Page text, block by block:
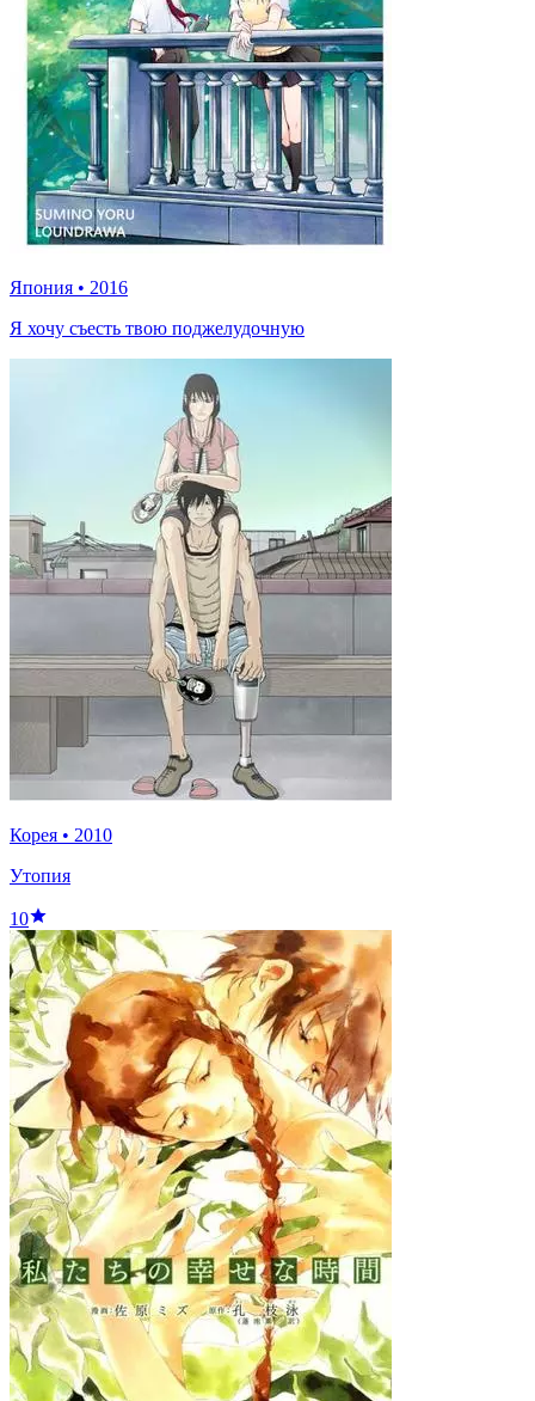
Япония • 2016
Я хочу съесть твою поджелудочную
Корея • 2010
Утопия
10